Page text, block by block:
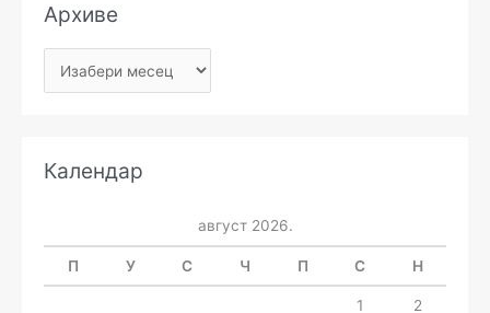
Архиве
Календар
август 2026.
П У С Ч П С Н
1
2